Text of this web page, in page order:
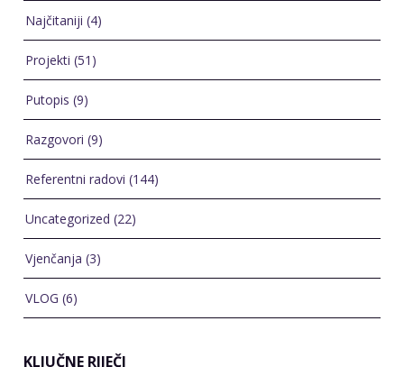
Najčitaniji (4)
Projekti (51)
Putopis (9)
Razgovori (9)
Referentni radovi (144)
Uncategorized (22)
Vjenčanja (3)
VLOG (6)
KLJUČNE RIJEČI